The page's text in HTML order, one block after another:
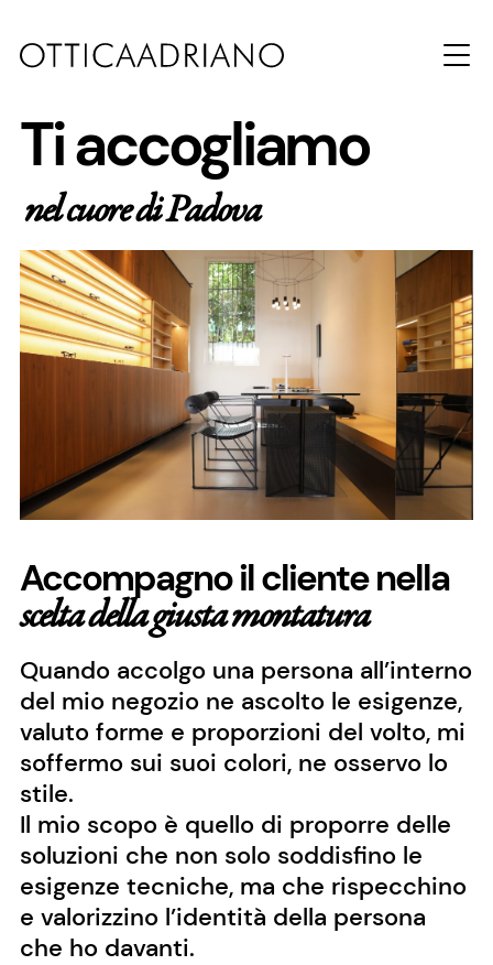
Ti accogliamo
nel cuore di Padova
Accompagno il cliente nella
scelta della giusta montatura
Quando accolgo una persona all’interno
del mio negozio ne ascolto le esigenze,
valuto forme e proporzioni del volto, mi
soffermo sui suoi colori, ne osservo lo
stile.
Il mio scopo è quello di proporre delle
soluzioni che non solo soddisfino le
esigenze tecniche, ma che rispecchino
e valorizzino l’identità della persona
che ho davanti.